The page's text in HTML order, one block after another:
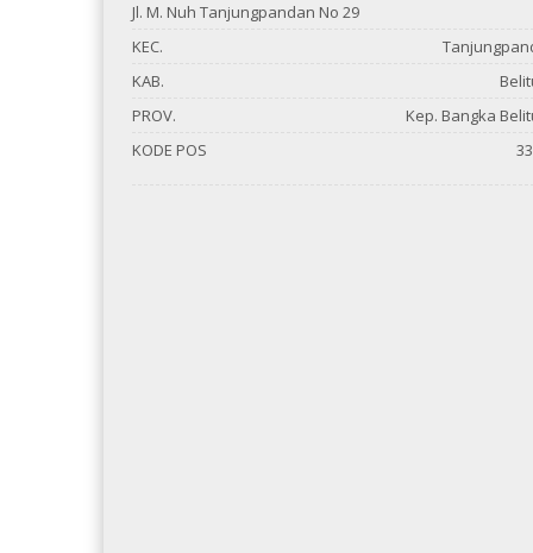
Jl. M. Nuh Tanjungpandan No 29
KEC.
KAB.
PROV.
Kep. Bangka
KODE POS